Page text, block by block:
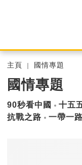
主頁 國情專題
國情專題
90秒看中國 十五
抗戰之路
一帶一路